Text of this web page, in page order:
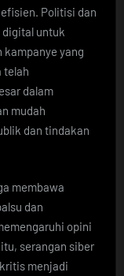
Politisi dan
untuk
yang
telah
dalam
mudah
dan tindakan
membawa
dan
opini
serangan siber
menjadi